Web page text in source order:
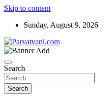
Skip to content
Sunday, August 9, 2026
Parvatvani.com
Search
Search